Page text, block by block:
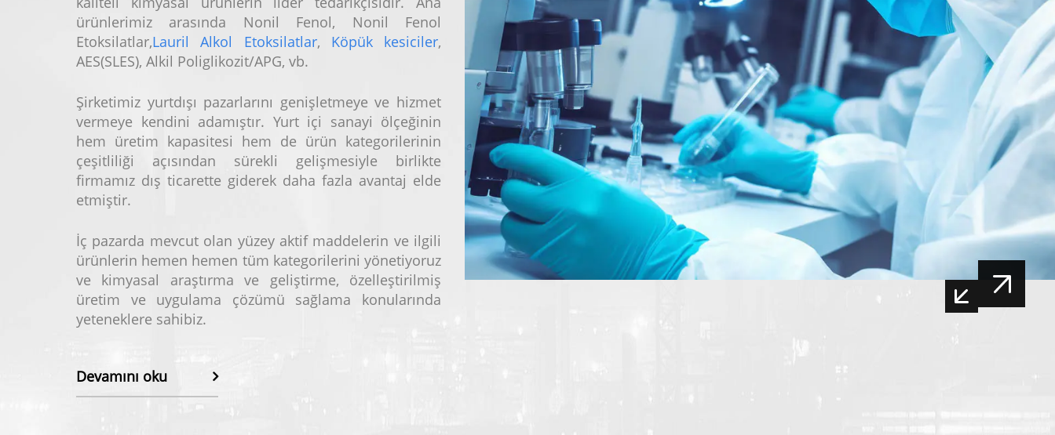
koruyucu maddeler
ürünlerimiz arasında Nonil Fenol, Nonil Fenol
Etoksilatlar,Lauril Alkol Etoksilatlar, Köpük kesiciler,
AES(SLES), Alkil Poliglikozit/APG, vb.
Şirketimiz yurtdışı pazarlarını genişletmeye ve hizmet
vermeye kendini adamıştır. Yurt içi sanayi ölçeğinin
hem üretim kapasitesi hem de ürün kategorilerinin
çeşitliliği açısından sürekli gelişmesiyle birlikte
firmamız dış ticarette giderek daha fazla avantaj elde
etmiştir.
İç pazarda mevcut olan yüzey aktif maddelerin ve ilgili
ürünlerin hemen hemen tüm kategorilerini yönetiyoruz
ve kimyasal araştırma ve geliştirme, özelleştirilmiş
üretim ve uygulama çözümü sağlama konularında
yeteneklere sahibiz.
Devamını oku